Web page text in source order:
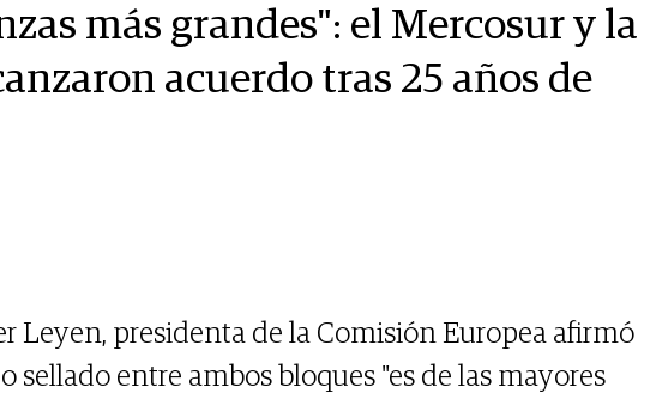
más grandes": el Mercosur y la
acuerdo tras 25 años de
Leyen, presidenta de la Comisión Europea afirmó
sellado entre ambos bloques "es de las mayores